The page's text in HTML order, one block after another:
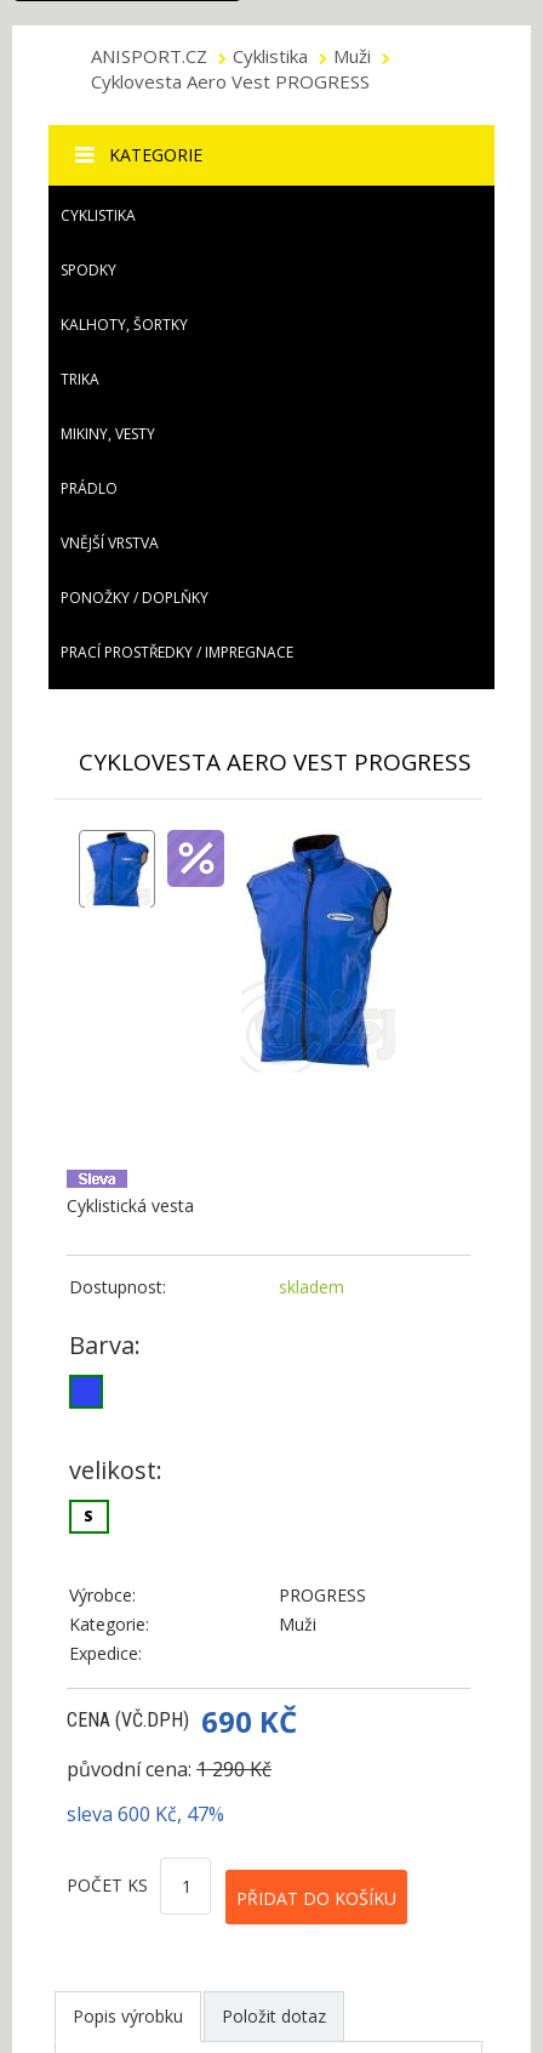
ANISPORT.CZ Cyklistika
Muži
Cyklovesta Aero Vest PROGRESS
KATEGORIE
CYKLISTIKA
SPODKY
KALHOTY, ŠORTKY
TRIKA
MIKINY, VESTY
PRÁDLO
VNĚJŠÍ VRSTVA
PONOŽKY / DOPLŇKY
PRACÍ PROSTŘEDKY / IMPREGNACE
CYKLOVESTA AERO VEST PROGRESS
Cyklistická vesta
Dostupnost: skladem
Barva:
velikost:
S
Výrobce:
PROGRESS
Kategorie:
Muži
Expedice:
CENA (VČ.DPH) 690 KČ
původní cena: 1 290 Kč
sleva 600 Kč, 47%
POČET KS
Popis výrobku Položit dotaz